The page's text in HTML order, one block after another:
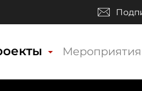
Мероприятия